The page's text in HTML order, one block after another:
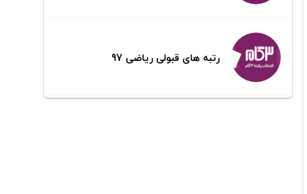
رتبه های قبولی ریاضی 97